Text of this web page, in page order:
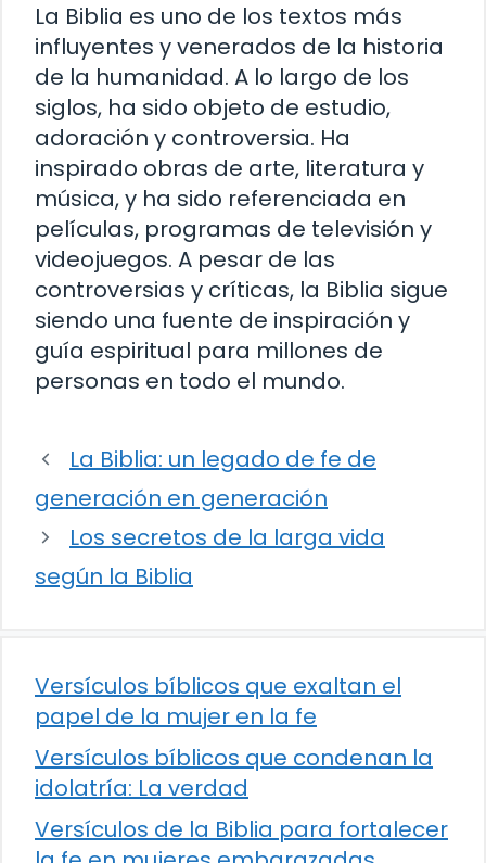
La Biblia es uno de los textos más
influyentes y venerados de la historia
de la humanidad. A lo largo de los
siglos, ha sido objeto de estudio,
adoración y controversia. Ha
inspirado obras de arte, literatura y
música, y ha sido referenciada en
películas, programas de televisión y
videojuegos. A pesar de las
controversias y críticas, la Biblia sigue
siendo una fuente de inspiración y
guía espiritual para millones de
personas en todo el mundo.
La Biblia: un legado de fe de
generación en generación
Los secretos de la larga vida
según la Biblia
Versículos bíblicos que exaltan el
papel de la mujer en la fe
Versículos bíblicos que condenan la
idolatría: La verdad
Versículos de la Biblia para fortalecer